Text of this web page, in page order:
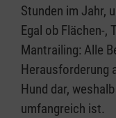
Stunden im Jahr,
Egal ob Flächen-,
Mantrailing: Alle
Herausforderung
Hund dar,
umfangreich ist.